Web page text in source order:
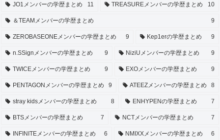
JO1メンバーの学歴まとめ 11 TREASUREメンバーの学歴まとめ 10
＆TEAMメンバーの学歴まとめ 9
ZEROBASEONEメンバーの学歴まとめ 9 Kep1erの学歴まとめ 9
n.SSignメンバーの学歴まとめ 9 NiziUメンバーの学歴まとめ 9
TWICEメンバーの学歴まとめ 9 EXOメンバーの学歴まとめ 9
PENTAGONメンバーの学歴まとめ 9 ATEEZメンバーの学歴まとめ 8
stray kidsメンバーの学歴まとめ 8 ENHYPENの学歴まとめ 7
BTSメンバーの学歴まとめ 7 NCTメンバーの学歴まとめ 7
INFINITEメンバーの学歴まとめ 6 NMIXXメンバーの学歴まとめ 6